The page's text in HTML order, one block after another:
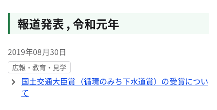
報道発表 ,令和元年
2019年08月30日
広報・教育・見学
国土交通大臣賞（循環のみち下水道賞）の受賞につい
て